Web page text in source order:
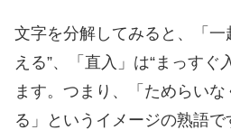
文字を分解してみると、「一
える”、「直入」は“まっすぐ
ます。つまり、「ためらい
る」というイメージの熟語で